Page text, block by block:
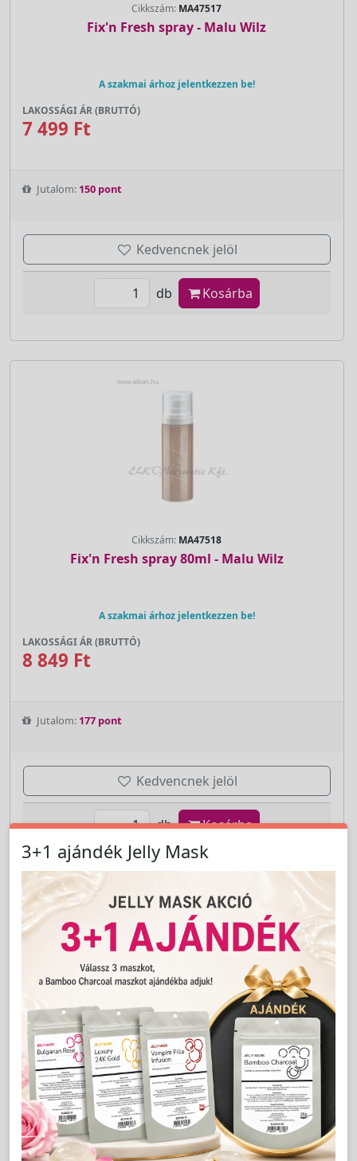
Cikkszám: MA47517
Fix'n Fresh spray - Malu Wilz
A szakmai árhoz jelentkezzen be!
LAKOSSÁGI ÁR (BRUTTÓ)
7 499 Ft
Jutalom: 150 pont
Kedvencnek jelöl
db Kosárba
Cikkszám: MA47518
Fix'n Fresh spray 80ml - Malu Wilz
A szakmai árhoz jelentkezzen be!
LAKOSSÁGI ÁR (BRUTTÓ)
8 849 Ft
Jutalom: 177 pont
Kedvencnek jelöl
db Kosárba
Cikkszám:MA43908
Gentle Make-Up Remover sminklemosó - Malu
Wilz
A szakmai árhoz jelentkezzen be!
3+1 ajándék Jelly Mask